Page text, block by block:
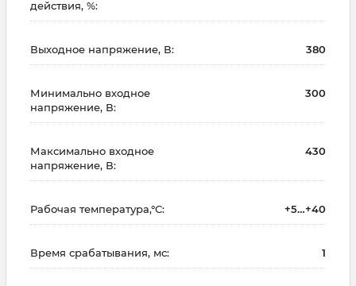
действия, %:
Выходное напряжение, В: 380
Минимально входное
напряжение, В:
300
Максимально входное
напряжение, В:
430
Рабочая температура,°С: +5…+40
Время срабатывания, мс: 1